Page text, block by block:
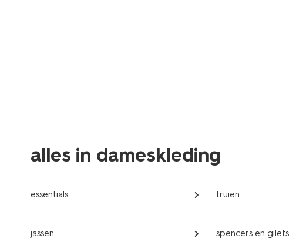
alles in dameskleding
essentials truien
jassen spencers en gilets